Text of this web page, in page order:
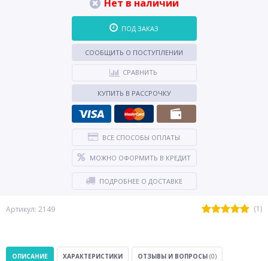
Артикул: 2149 (1)
Нет в наличии
ПОД ЗАКАЗ
СООБЩИТЬ О ПОСТУПЛЕНИИ
СРАВНИТЬ
КУПИТЬ В РАССРОЧКУ
ВСЕ СПОСОБЫ ОПЛАТЫ
МОЖНО ОФОРМИТЬ В КРЕДИТ
ПОДРОБНЕЕ О ДОСТАВКЕ
ОПИСАНИЕ ХАРАКТЕРИСТИКИ ОТЗЫВЫ И ВОПРОСЫ (0)